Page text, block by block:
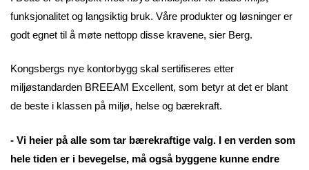
funksjonalitet og langsiktig bruk. Våre produkter og løsninger er
godt egnet til å møte nettopp disse kravene, sier Berg.
Kongsbergs nye kontorbygg skal sertifiseres etter
miljøstandarden BREEAM Excellent, som betyr at det er blant
de beste i klassen på miljø, helse og bærekraft.
- Vi heier på alle som tar bærekraftige valg. I en verden som
hele tiden er i bevegelse, må også byggene kunne endre